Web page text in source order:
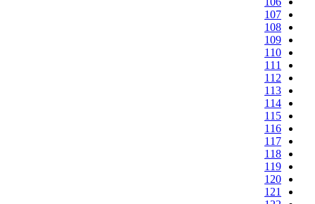
107
108
109
110
111
112
113
114
115
116
117
118
119
120
121